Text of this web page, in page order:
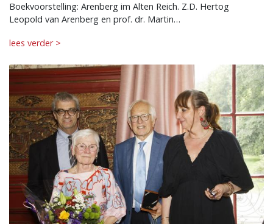
Boekvoorstelling: Arenberg im Alten Reich. Z.D. Hertog
Leopold van Arenberg en prof. dr. Martin…
lees verder >